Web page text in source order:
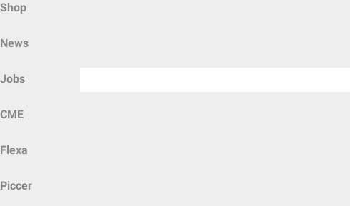
Shop
News
Jobs
CME
Flexa
Piccer